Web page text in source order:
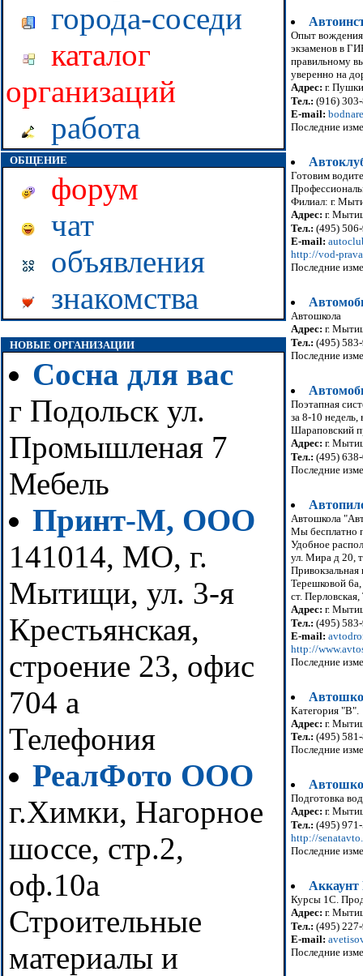
города-соседи
каталог
организаций
работа
ОБЩЕНИЕ
форум
чат
объявления
знакомства
НОВЫЕ ОРГАНИЗАЦИИ
Сосна для вас
г Подольск ул.
Промышленая 7
Мебель
Принт-М, ООО
141014, МО, г.
Мытищи, ул. 3-я
Крестьянская,
строение 23, офис
704 а
Телефония
РеалФото ООО
г.Химки, Нагорное
шоссе, стр.2,
оф.10а
Строительные
материалы и
Опыт вождения
экзаменов в
правильному
уверенно на
Адрес: г.
Тел.: (916)
E-mail:
Последние
Готовим
Филиал: г.
Адрес: г.
Тел.: (495)
E-mail:
http://vod-
Последние
Автошкола
Адрес: г.
Тел.: (495)
Последние
Поэтапная
за 8-10
Шараповский
Адрес: г.
Тел.: (495)
Последние
Автошкола
Мы бесплатно
Удобное
ул. Мира д 20,
Терешковой
ст.
Адрес: г.
Тел.: (495)
E-mail:
http://
Последние
Категория "В".
Адрес: г.
Тел.: (495)
Последние
Подготовка
Адрес: г.
Тел.: (495)
http://
Последние
Курсы 1С.
Адрес: г.
Тел.: (495)
E-mail:
Последние